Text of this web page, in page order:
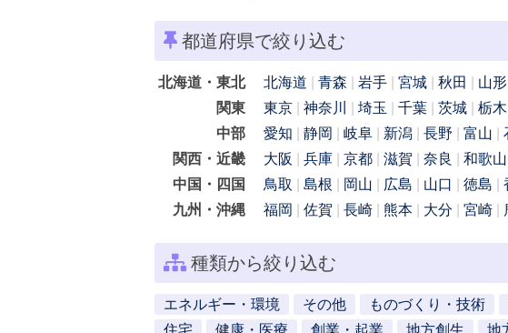
都道府県で絞り込む
北海道・東北 北海道 青森 岩手 宮城 秋田 山形
関東
東京 神奈川 埼玉 千葉 茨城 栃木
中部
愛知 静岡 岐阜 新潟 長野 富山
関西・近畿
大阪 兵庫 京都 滋賀 奈良 和歌山
中国・四国
鳥取 島根 岡山 広島 山口 徳島
九州・沖縄
福岡 佐賀 長崎 熊本 大分 宮崎
種類から絞り込む
エネルギー・環境 その他 ものづくり・技術
住宅
健康・医療 創業・起業 地方創生 地